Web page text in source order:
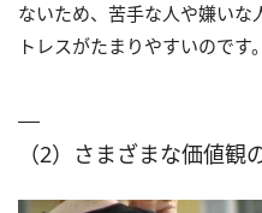
ないため、苦手な人や嫌いな
トレスがたまりやすいのです。
（2）さまざまな価値観